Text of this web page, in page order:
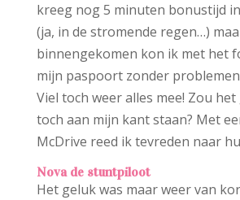
kreeg nog 5 minuten bonustijd
(ja, in de stromende regen…)
binnengekomen kon ik met het
mijn paspoort zonder
Viel toch weer alles mee! Zou
toch aan mijn kant staan? Met
McDrive reed ik tevreden naar
Nova de stuntpiloot
Het geluk was maar weer van